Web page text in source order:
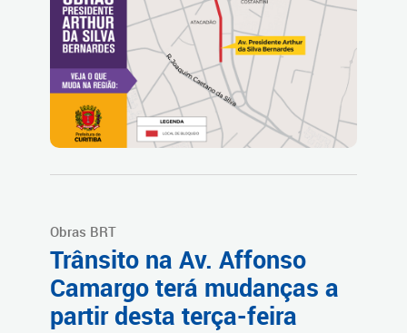
Obras BRT
Trânsito na Av. Affonso
Camargo terá mudanças a
partir desta terça-feira